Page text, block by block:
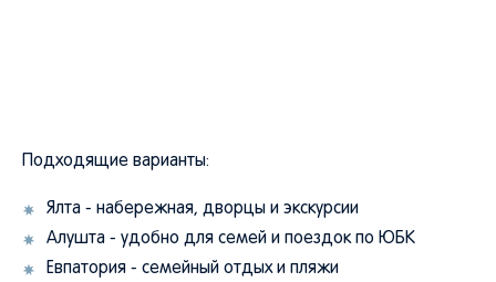
Подходящие варианты:
Ялта - набережная, дворцы и экскурсии
Алушта - удобно для семей и поездок по ЮБК
Евпатория - семейный отдых и пляжи